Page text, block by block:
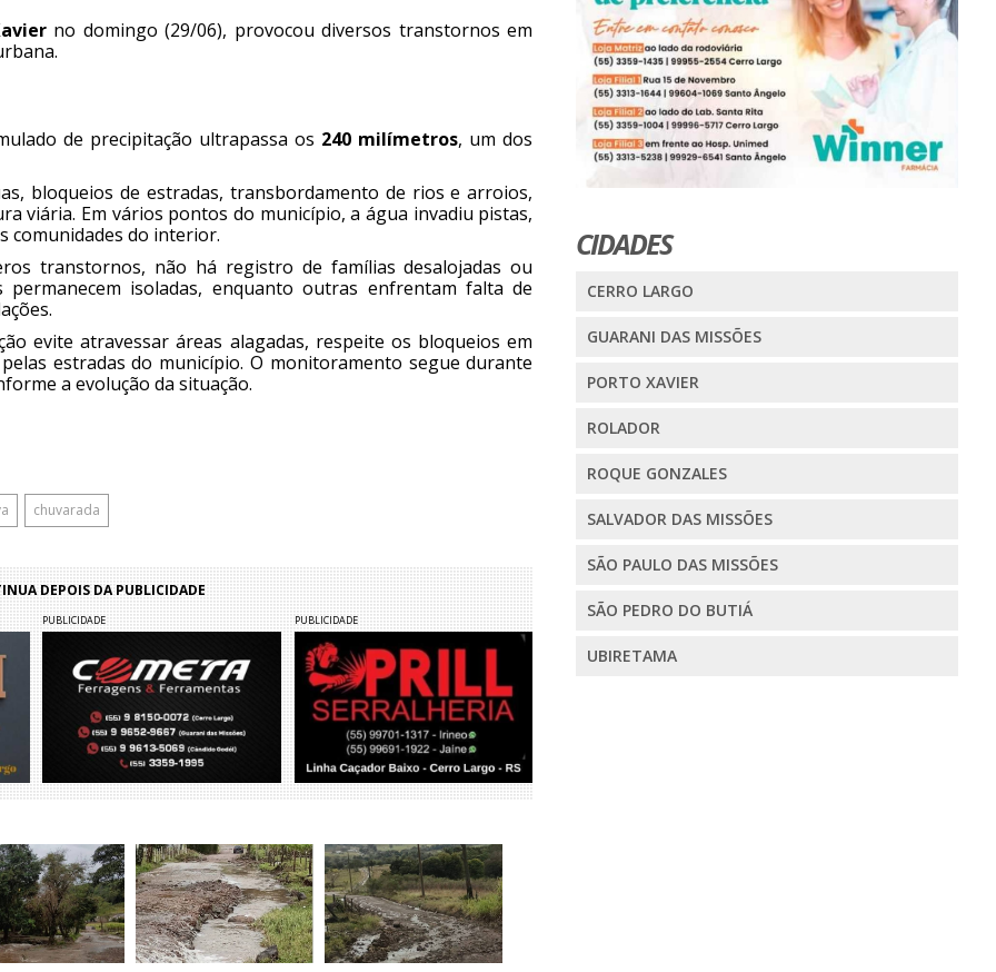
no domingo (29/06), provocou diversos transtornos em
de precipitação ultrapassa os 240 milímetros, um dos
bloqueios de estradas, transbordamento de rios e arroios,
viária. Em vários pontos do município, a água invadiu pistas,
comunidades do interior.
transtornos, não há registro de famílias desalojadas ou
isoladas, enquanto outras enfrentam falta de
evite atravessar áreas alagadas, respeite os bloqueios em
estradas do município. O monitoramento segue durante
a evolução da situação.
chuvarada
DEPOIS DA PUBLICIDADE
PUBLICIDADE PUBLICIDADE
CIDADES
CERRO LARGO
GUARANI DAS MISSÕES
PORTO XAVIER
ROLADOR
ROQUE GONZALES
SALVADOR DAS MISSÕES
SÃO PAULO DAS MISSÕES
SÃO PEDRO DO BUTIÁ
UBIRETAMA